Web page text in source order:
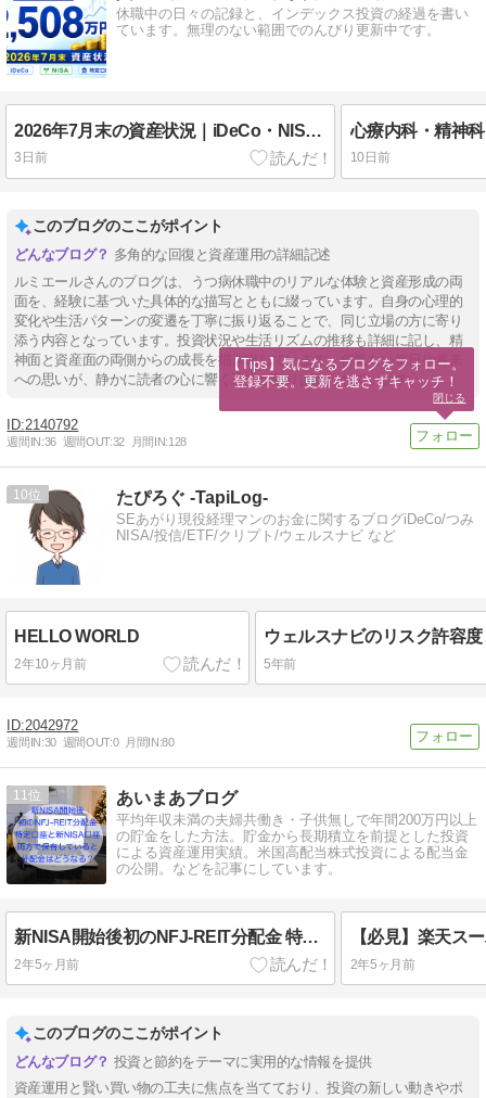
休職中の日々の記録と、インデックス投資の経過を書い
ています。無理のない範囲でのんびり更新中です。
2026年7月末の資産状況｜iDeCo・NISA・特定口座の運用実績
3日前 10日前
このブログのここがポイント
多角的な回復と資産運用の詳細記述
ルミエールさんのブログは、うつ病休職中のリアルな体験と資産形成の両
面を、経験に基づいた具体的な描写とともに綴っています。自身の心理的
変化や生活パターンの変遷を丁寧に振り返ることで、同じ立場の方に寄り
添う内容となっています。投資状況や生活リズムの推移も詳細に記し、精
神面と資産面の両側からの成長を描き出しています。何気ない毎日や将来
への思いが、静かに読者の心に響く工夫が散りばめられています。
2140792
週間IN:36 週間OUT:32 月間IN:128
10 たぴろぐ -TapiLog-
SEあがり現役経理マンのお金に関するブログiDeCo/つみ
NISA/投信/ETF/クリプト/ウェルスナビ など
HELLO WORLD
2年10ヶ月前 5年前
2042972
週間IN:30 週間OUT:0 月間IN:80
11 あいまあブログ
平均年収未満の夫婦共働き・子供無しで年間200万円以上
の貯金をした方法。貯金から長期積立を前提とした投資
による資産運用実績。米国高配当株式投資による配当金
の公開。などを記事にしています。
新NISA開始後初のNFJ-REIT分配金 特定口座と新NISA口座両方で保有しているとどうなる？
2年5ヶ月前 2年5ヶ月前
このブログのここがポイント
投資と節約をテーマに実用的な情報を提供
資産運用と賢い買い物の工夫に焦点を当てており、投資の新しい動きやポ
【Tips】気になるブログをフォロー。
登録不要。更新を逃さずキャッチ！
閉じる